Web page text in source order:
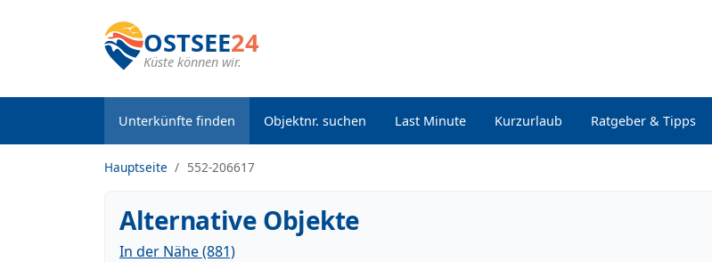
OSTSEE24
Küste können wir.
Unterkünfte finden Objektnr. suchen Last Minute Kurzurlaub Ratgeber & Tipps
Hauptseite 552-206617
Alternative Objekte
In der Nähe (881)